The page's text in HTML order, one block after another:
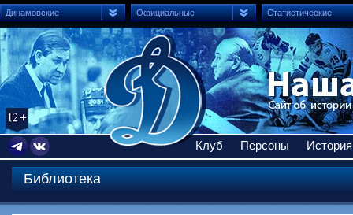
Динамовские Официальные Статистические
Клуб Персоны История
Библиотека